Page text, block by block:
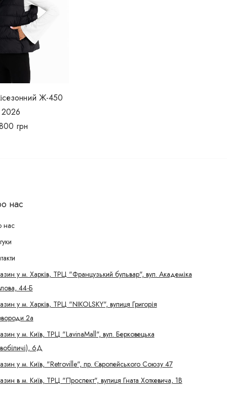
Ж-450
2026
грн
нас
нас
у м. Харків, ТРЦ "Французький бульвар", вул. Академіка
44-Б
у м. Харків, ТРЦ "NIKOLSKY", вулиця Григорія
2а
у м. Київ, ТРЦ "LavinaMall", вул. Берковецька
6Д
у м. Київ, "Retroville", пр. Європейського Союзу 47
в м. Київ, ТРЦ "Проспект", вулиця Гната Хоткевича, 1В